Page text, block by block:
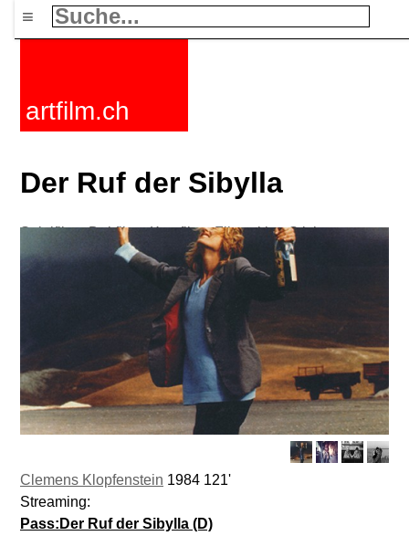
≡
artfilm.ch
Der Ruf der Sibylla
Clemens Klopfenstein 1984 121'
Streaming:
Pass:Der Ruf der Sibylla (D)
Spielfilme Dokfilme Kurzfilme Filmzyklen Stichworte
Nachrichten
F-Rated FAQ Kontakt Maillist
AGB
AktivierenAbo